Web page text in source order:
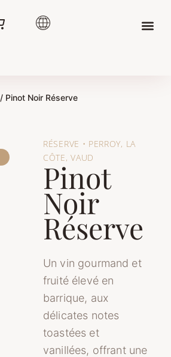
/ Pinot Noir Réserve
RÉSERVE • PERROY, LA
CÔTE, VAUD
Pinot
Noir
Réserve
Un vin gourmand et
fruité élevé en
barrique, aux
délicates notes
toastées et
vanillées, offrant une